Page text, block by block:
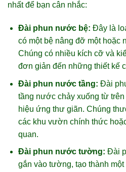
nhất để bạn cân nhắc:
Đài phun nước bệ: Đây là
có một bệ nâng đỡ một hoặc
Chúng có nhiều kích cỡ và
đơn giản đến những thiết kế
Đài phun nước tầng: Đài
tầng nước chảy xuống từ
hiệu ứng thư giãn. Chúng
các khu vườn chính thức
quan.
Đài phun nước tường: Đài
gắn vào tường, tạo thành